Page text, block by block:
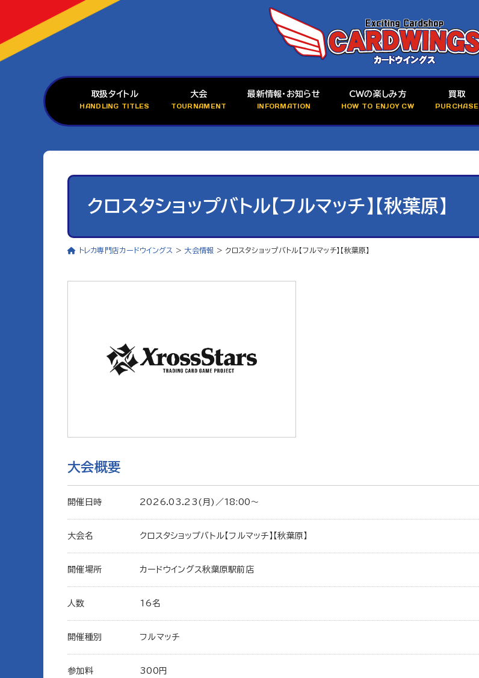
取扱タイトル
HANDLING TITLES
大会
TOURNAMENT
最新情報・お知らせ
INFORMATION
CWの楽しみ方
HOW TO ENJOY CW
買取
PURCHASE
クロスタショップバトル【フルマッチ】【秋葉原】
トレカ専門店カードウイングス > 大会情報 > クロスタショップバトル【フルマッチ】【秋葉原】
大会概要
開催日時 2026.03.23(月)／18:00〜
大会名 クロスタショップバトル【フルマッチ】【秋葉原】
開催場所 カードウイングス秋葉原駅前店
人数 16名
開催種別 フルマッチ
参加料 300円